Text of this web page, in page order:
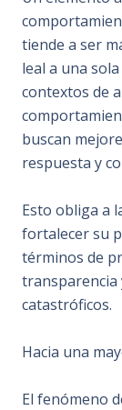
tiende a ser
leal a una
contextos de
buscan
respuesta y
Esto obliga a
fortalecer su
términos de
transparencia
catastróficos.
Hacia una
El fenómeno